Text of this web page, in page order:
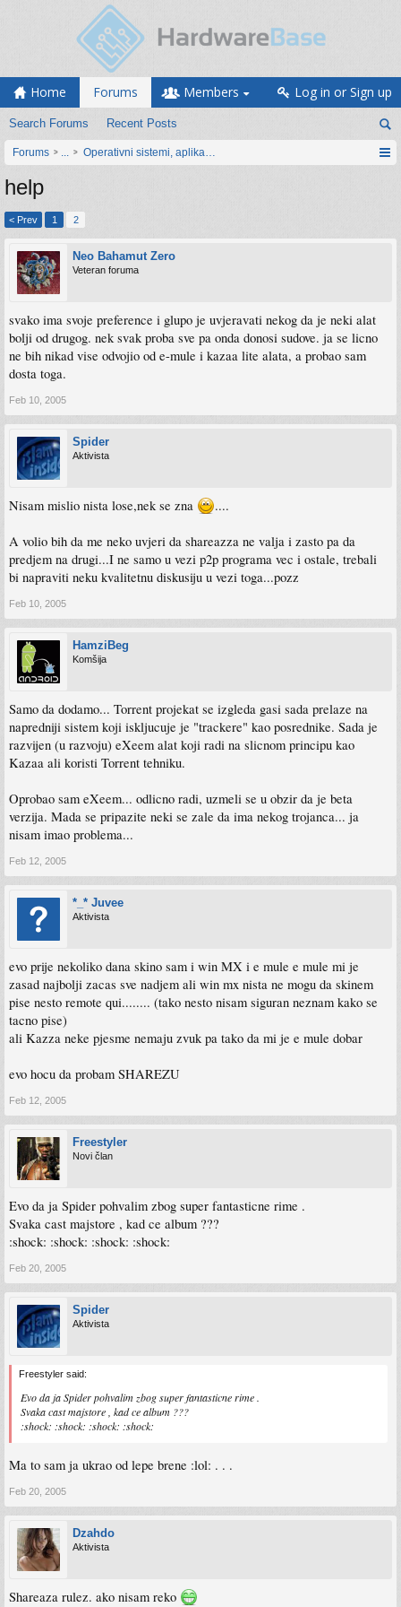
Home Forums
Search Forums Recent Posts
Members Log in or Sign up
Forums ... Operativni sistemi, aplikacije i programiranje
help
< Prev 1 2
Neo Bahamut Zero
Veteran foruma
svako ima svoje preference i glupo je uvjeravati nekog da je neki alat
bolji od drugog. nek svak proba sve pa onda donosi sudove. ja se licno
ne bih nikad vise odvojio od e-mule i kazaa lite alata, a probao sam
dosta toga.
Feb 10, 2005
Spider
Aktivista
Nisam mislio nista lose,nek se zna ....
A volio bih da me neko uvjeri da shareazza ne valja i zasto pa da
predjem na drugi...I ne samo u vezi p2p programa vec i ostale, trebali
bi napraviti neku kvalitetnu diskusiju u vezi toga...pozz
Feb 10, 2005
HamziBeg
Komšija
Samo da dodamo... Torrent projekat se izgleda gasi sada prelaze na
napredniji sistem koji iskljucuje je "trackere" kao posrednike. Sada je
razvijen (u razvoju) eXeem alat koji radi na slicnom principu kao
Kazaa ali koristi Torrent tehniku.
Oprobao sam eXeem... odlicno radi, uzmeli se u obzir da je beta
verzija. Mada se pripazite neki se zale da ima nekog trojanca... ja
nisam imao problema...
Feb 12, 2005
*_* Juvee
Aktivista
evo prije nekoliko dana skino sam i win MX i e mule e mule mi je
zasad najbolji zacas sve nadjem ali win mx nista ne mogu da skinem
pise nesto remote qui........ (tako nesto nisam siguran neznam kako se
tacno pise)
ali Kazza neke pjesme nemaju zvuk pa tako da mi je e mule dobar
evo hocu da probam SHAREZU
Feb 12, 2005
Freestyler
Novi član
Evo da ja Spider pohvalim zbog super fantasticne rime .
Svaka cast majstore , kad ce album ???
:shock: :shock: :shock: :shock:
Feb 20, 2005
Spider
Aktivista
Freestyler said:
Evo da ja Spider pohvalim zbog super fantasticne rime .
Svaka cast majstore , kad ce album ???
:shock: :shock: :shock: :shock:
Ma to sam ja ukrao od lepe brene :lol: . . .
Feb 20, 2005
Dzahdo
Aktivista
Shareaza rulez. ako nisam reko